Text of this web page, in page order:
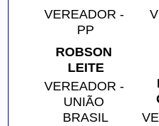
VEREADOR -
PP
ROBSON
LEITE
VEREADOR -
UNIÃO
BRASIL